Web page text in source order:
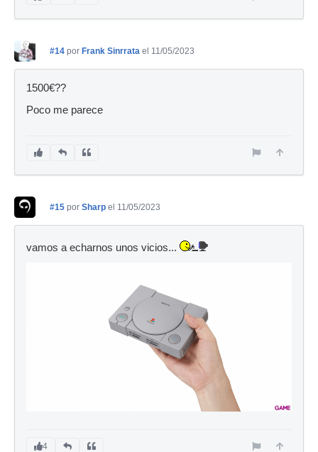
#14 por Frank Sinrrata el 11/05/2023
1500€??
Poco me parece
#15 por Sharp el 11/05/2023
vamos a echarnos unos vicios...
4